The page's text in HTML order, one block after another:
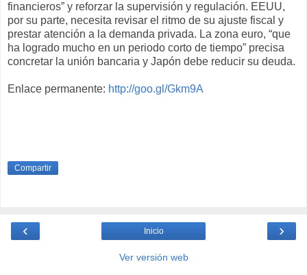
financieros” y reforzar la supervisión y regulación. EEUU,
por su parte, necesita revisar el ritmo de su ajuste fiscal y
prestar atención a la demanda privada. La zona euro, “que
ha logrado mucho en un periodo corto de tiempo” precisa
concretar la unión bancaria y Japón debe reducir su deuda.
Enlace permanente: http://goo.gl/Gkm9A
Compartir
‹ ›
Inicio
Ver versión web